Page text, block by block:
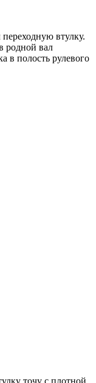
втулку.
родной вал
в полость рулевого